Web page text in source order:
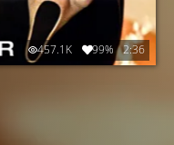
457.1K 99% 2:36